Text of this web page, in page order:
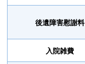
後遺障害慰謝料
入院雑費